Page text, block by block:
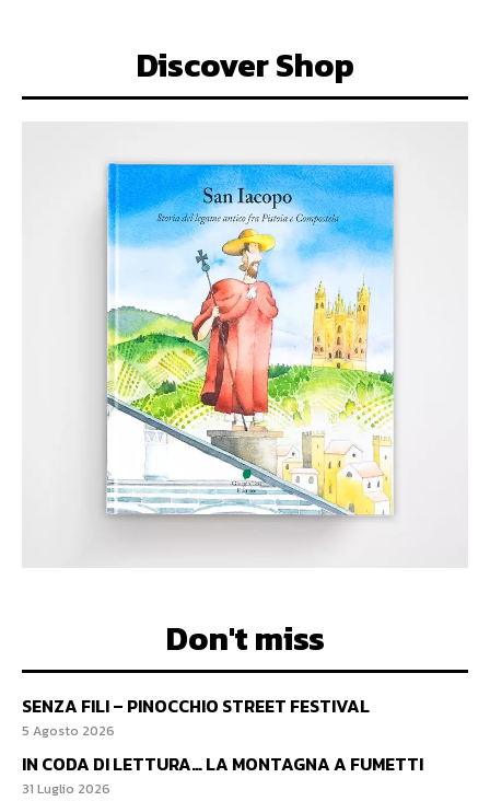
Discover Shop
Don't miss
SENZA FILI – PINOCCHIO STREET FESTIVAL
5 Agosto 2026
IN CODA DI LETTURA… LA MONTAGNA A FUMETTI
31 Luglio 2026